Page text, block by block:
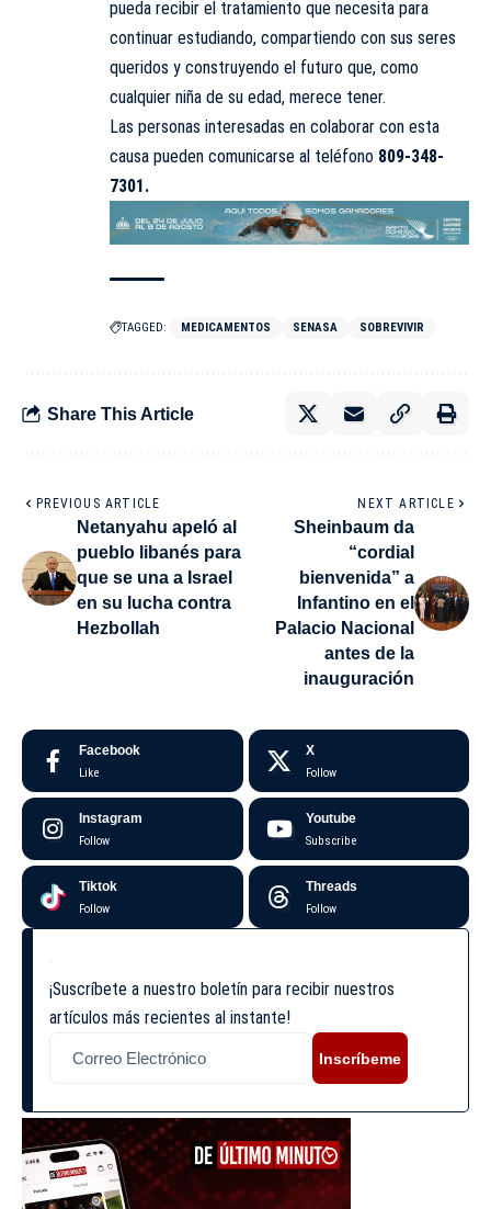
pueda recibir el tratamiento que necesita para
continuar estudiando, compartiendo con sus seres
queridos y construyendo el futuro que, como
cualquier niña de su edad, merece tener.
Las personas interesadas en colaborar con esta
causa pueden comunicarse al teléfono 809-348-
7301.
TAGGED: MEDICAMENTOS SENASA SOBREVIVIR
Share This Article
PREVIOUS ARTICLE
Netanyahu apeló al
pueblo libanés para
que se una a Israel
en su lucha contra
Hezbollah
NEXT ARTICLE
Sheinbaum da
“cordial
bienvenida” a
Infantino en el
Palacio Nacional
antes de la
inauguración
Facebook
Like
X
Follow
Instagram
Follow
Youtube
Subscribe
Tiktok
Follow
Threads
Follow
¡Suscríbete a nuestro boletín para recibir nuestros
artículos más recientes al instante!
Inscríbeme